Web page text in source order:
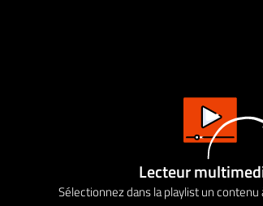
Lecteur
Sélectionnez dans la playlist un contenu